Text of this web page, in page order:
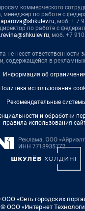
коммерческого
по работе с
, моб. + 7
по работе с
, моб. +7
не несет ответственности
содержащейся в
Информация об
Политика использования
Рекомендательные
и обработки
правила использования
«Сеть городских
© ООО «Интернет